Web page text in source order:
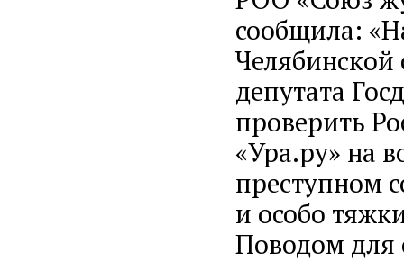
сообщила:
Челябинской
депутата
проверить
«Ура.ру» на
преступном
и особо
Поводом для